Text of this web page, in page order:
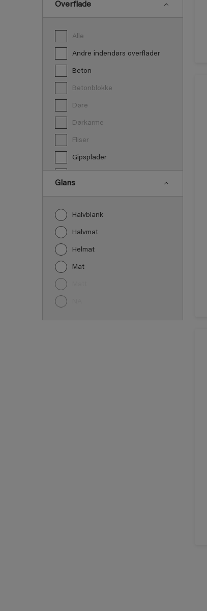
Overflade
Alle
Andre indendørs overflader
Beton
Betonblokke
Døre
Dørkarme
Fliser
Gipsplader
Glans
Halvblank
Halvmat
Helmat
Mat